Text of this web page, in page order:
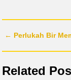
← Perlukah Bir
Related